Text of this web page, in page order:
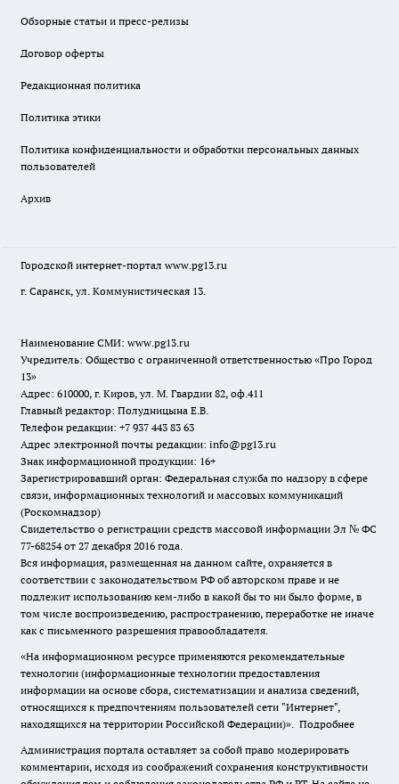
Обзорные статьи и пресс-релизы
Договор оферты
Редакционная политика
Политика этики
Политика конфиденциальности и обработки персональных данных
пользователей
Архив
Городской интернет-портал www.pg13.ru
г. Саранск, ул. Коммунистическая 13.
Наименование СМИ: www.pg13.ru
Учредитель: Общество с ограниченной ответственностью «Про Город
13»
Адрес: 610000, г. Киров, ул. М. Гвардии 82, оф.411
Главный редактор: Полудницына Е.В.
Телефон редакции: +7 937 443 83 63
Адрес электронной почты редакции: info@pg13.ru
Знак информационной продукции: 16+
Зарегистрировавший орган: Федеральная служба по надзору в сфере
связи, информационных технологий и массовых коммуникаций
(Роскомнадзор)
Свидетельство о регистрации средств массовой информации Эл № ФС
77-68254 от 27 декабря 2016 года.
Вся информация, размещенная на данном сайте, охраняется в
соответствии с законодательством РФ об авторском праве и не
подлежит использованию кем-либо в какой бы то ни было форме, в
том числе воспроизведению, распространению, переработке не иначе
как с письменного разрешения правообладателя.
«На информационном ресурсе применяются рекомендательные
технологии (информационные технологии предоставления
информации на основе сбора, систематизации и анализа сведений,
относящихся к предпочтениям пользователей сети "Интернет",
находящихся на территории Российской Федерации)». Подробнее
Администрация портала оставляет за собой право модерировать
комментарии, исходя из соображений сохранения конструктивности